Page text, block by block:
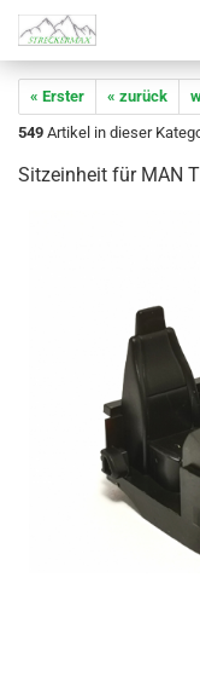
« Erster « zurück
549 Artikel in dieser
Sitzeinheit für MAN